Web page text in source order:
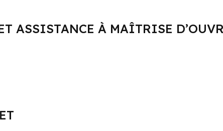
ASSISTANCE À MAÎTRISE